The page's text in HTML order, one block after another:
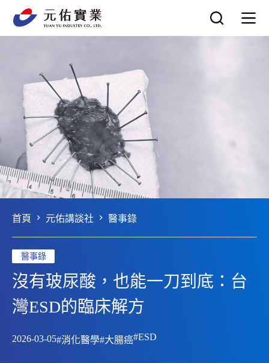
主
首頁 元佑講談社 醫事錄
醫事錄
沒有玻尿酸，也能一刀到底：台
灣ESD的臨床解方
2026-03-05#消化醫學#大腸癌#ESD